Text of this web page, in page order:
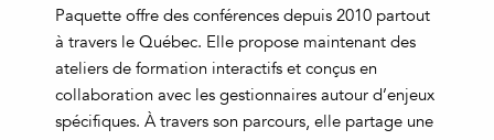
Paquette offre des conférences depuis 2010 partout
à travers le Québec. Elle propose maintenant des
ateliers de formation interactifs et conçus en
collaboration avec les gestionnaires autour d’enjeux
spécifiques. À travers son parcours, elle partage une